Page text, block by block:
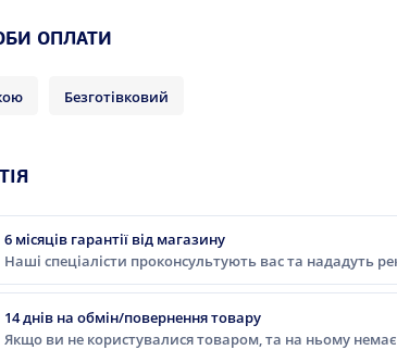
ОПЛАТИ
Безготівковий
6 місяців гарантії від магазину
Наші спеціалісти проконсультують вас та нададуть
14 днів на обмін/повернення товару
Якщо ви не користувалися товаром, та на ньому